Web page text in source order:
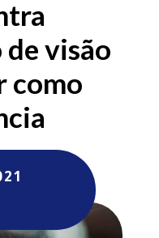
visão
como